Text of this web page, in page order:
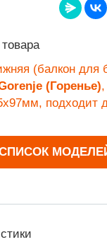
(балкон для
(Горенье),
97мм, подходит